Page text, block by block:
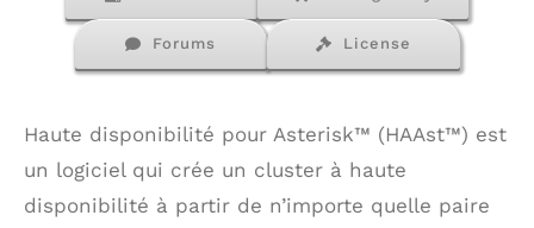
Forums License
Haute disponibilité pour Asterisk™ (HAAst™) est
un logiciel qui crée un cluster à haute
disponibilité à partir de n’importe quelle paire